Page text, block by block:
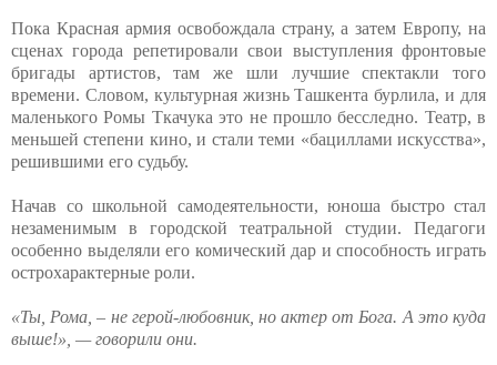
Пока Красная армия освобождала страну, а затем Европу, на
сценах города репетировали свои выступления фронтовые
бригады артистов, там же шли лучшие спектакли того
времени. Словом, культурная жизнь Ташкента бурлила, и для
маленького Ромы Ткачука это не прошло бесследно. Театр, в
меньшей степени кино, и стали теми «бациллами искусства»,
решившими его судьбу.
Начав со школьной самодеятельности, юноша быстро стал
незаменимым в городской театральной студии. Педагоги
особенно выделяли его комический дар и способность играть
острохарактерные роли.
«Ты, Рома, – не герой-любовник, но актер от Бога. А это куда
выше!», — говорили они.